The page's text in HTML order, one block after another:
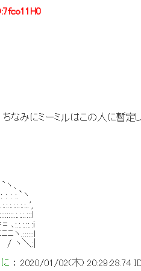
ミルはこの人に暫定し
､
:.`ヽ
:.:.:.::.:i
.::::::l
/ ヽ＼:|
：2020/01/02(木) 20:29:28.74